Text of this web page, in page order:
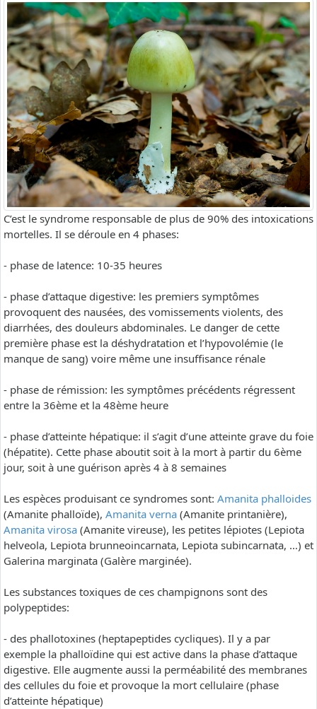
C’est le syndrome responsable de plus de 90% des intoxications
mortelles. Il se déroule en 4 phases:
- phase de latence: 10-35 heures
- phase d’attaque digestive: les premiers symptômes
provoquent des nausées, des vomissements violents, des
diarrhées, des douleurs abdominales. Le danger de cette
première phase est la déshydratation et l’hypovolémie (le
manque de sang) voire même une insuffisance rénale
- phase de rémission: les symptômes précédents régressent
entre la 36ème et la 48ème heure
- phase d’atteinte hépatique: il s’agit d’une atteinte grave du foie
(hépatite). Cette phase aboutit soit à la mort à partir du 6ème
jour, soit à une guérison après 4 à 8 semaines
Les espèces produisant ce syndromes sont: Amanita phalloides
(Amanite phalloïde), Amanita verna (Amanite printanière),
Amanita virosa (Amanite vireuse), les petites lépiotes (Lepiota
helveola, Lepiota brunneoincarnata, Lepiota subincarnata, …) et
Galerina marginata (Galère marginée).
Les substances toxiques de ces champignons sont des
polypeptides:
- des phallotoxines (heptapeptides cycliques). Il y a par
exemple la phalloïdine qui est active dans la phase d’attaque
digestive. Elle augmente aussi la perméabilité des membranes
des cellules du foie et provoque la mort cellulaire (phase
d’atteinte hépatique)